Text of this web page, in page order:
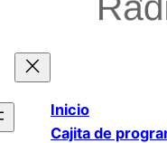
Inicio
Cajita de